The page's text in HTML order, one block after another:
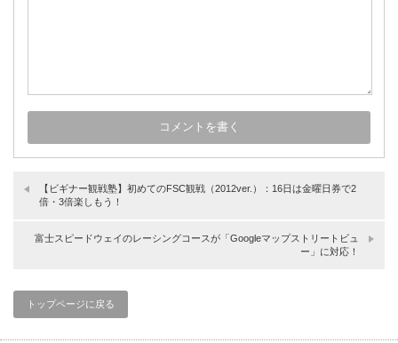
【ビギナー観戦塾】初めてのFSC観戦（2012ver.）：16日は金曜日券で2
倍・3倍楽しもう！
富士スピードウェイのレーシングコースが「Googleマップストリートビュ
ー」に対応！
トップページに戻る